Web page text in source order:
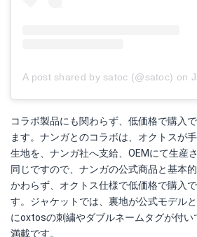
A post shared by satoc (@satoc) on
コラボ製品にも関わらず、低価格で購入
ます。ナンガとのコラボは、オクトスが
生地を、ナンガ社へ支給、OEMにて生産
同じですので、ナンガの公式商品と基本
かわらず、オクトス仕様で低価格で購入
す。ジャケットでは、裏地が公式モデル
にoxtosの刺繍やダブルネームタグが付
満載です。